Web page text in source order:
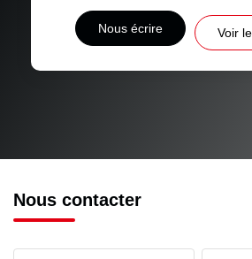
Nous écrire Voir
Nous contacter